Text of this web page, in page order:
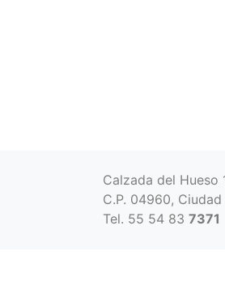
Calzada del Hueso
C.P. 04960,
Tel. 55 54 83 7371